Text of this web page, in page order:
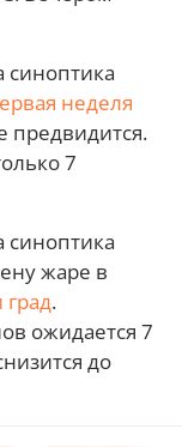
синоптика
неделя
предвидится.
7
синоптика
жаре в
.
ожидается 7
до